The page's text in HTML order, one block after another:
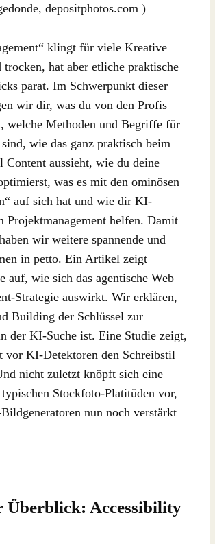
depositphotos.com )
klingt für viele Kreative
trocken, hat aber etliche praktische
parat. Im Schwerpunkt dieser
wir dir, was du von den Profis
welche Methoden und Begriffe für
wie das ganz praktisch beim
Content aussieht, wie du deine
was es mit den ominösen
auf sich hat und wie dir KI-
Projektmanagement helfen. Damit
wir weitere spannende und
in petto. Ein Artikel zeigt
auf, wie sich das agentische Web
Strategie auswirkt. Wir erklären,
Building der Schlüssel zur
der KI-Suche ist. Eine Studie zeigt,
vor KI-Detektoren den Schreibstil
nicht zuletzt knöpft sich eine
Stockfoto-Platitüden vor,
nun noch verstärkt
Überblick: Accessibility